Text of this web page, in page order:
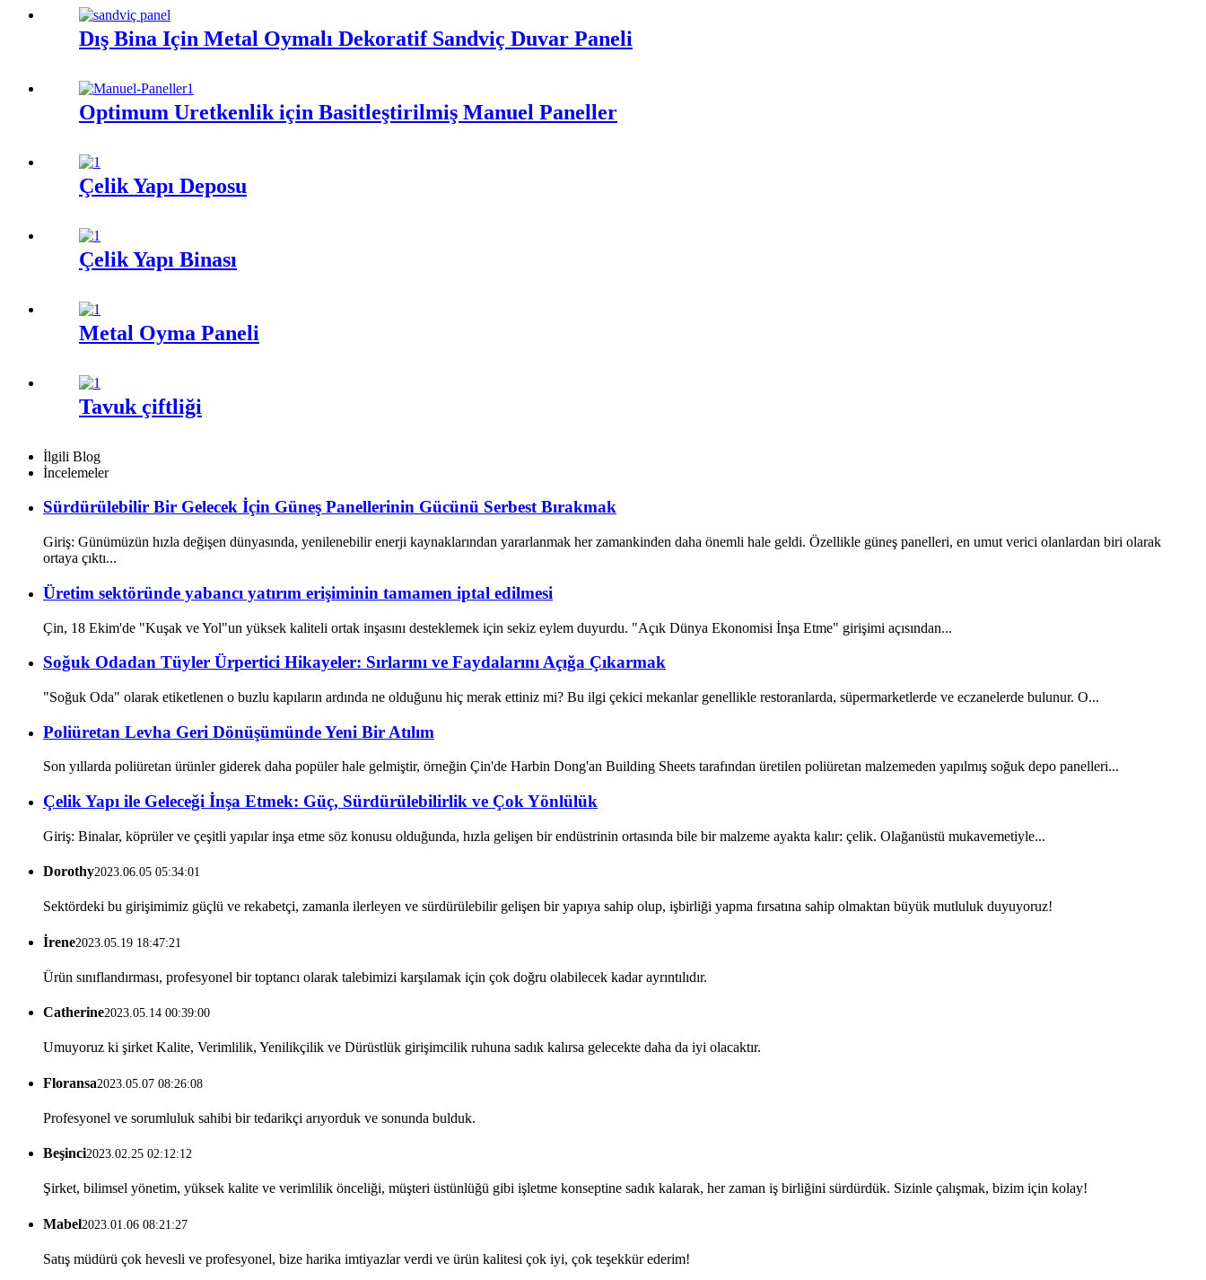
Dış Bina İçin Metal Oymalı Dekoratif Sandviç Duvar Paneli
Optimum Üretkenlik için Basitleştirilmiş Manuel Paneller
Çelik Yapı Deposu
Çelik Yapı Binası
Metal Oyma Paneli
Tavuk çiftliği
İlgili Blog
İncelemeler
Sürdürülebilir Bir Gelecek İçin Güneş Panellerinin Gücünü Serbest Bırakmak
Giriş: Günümüzün hızla değişen dünyasında, yenilenebilir enerji kaynaklarından yararlanmak her zamankinden daha önemli hale geldi. Özellikle güneş panelleri, en umut verici olanlardan biri olarak
ortaya çıktı...
Üretim sektöründe yabancı yatırım erişiminin tamamen iptal edilmesi
Çin, 18 Ekim'de "Kuşak ve Yol"un yüksek kaliteli ortak inşasını desteklemek için sekiz eylem duyurdu. "Açık Dünya Ekonomisi İnşa Etme" girişimi açısından...
Soğuk Odadan Tüyler Ürpertici Hikayeler: Sırlarını ve Faydalarını Açığa Çıkarmak
"Soğuk Oda" olarak etiketlenen o buzlu kapıların ardında ne olduğunu hiç merak ettiniz mi? Bu ilgi çekici mekanlar genellikle restoranlarda, süpermarketlerde ve eczanelerde bulunur. O...
Poliüretan Levha Geri Dönüşümünde Yeni Bir Atılım
Son yıllarda poliüretan ürünler giderek daha popüler hale gelmiştir, örneğin Çin'de Harbin Dong'an Building Sheets tarafından üretilen poliüretan malzemeden yapılmış soğuk depo panelleri...
Çelik Yapı ile Geleceği İnşa Etmek: Güç, Sürdürülebilirlik ve Çok Yönlülük
Giriş: Binalar, köprüler ve çeşitli yapılar inşa etme söz konusu olduğunda, hızla gelişen bir endüstrinin ortasında bile bir malzeme ayakta kalır: çelik. Olağanüstü mukavemetiyle...
Dorothy2023.06.05 05:34:01
Sektördeki bu girişimimiz güçlü ve rekabetçi, zamanla ilerleyen ve sürdürülebilir gelişen bir yapıya sahip olup, işbirliği yapma fırsatına sahip olmaktan büyük mutluluk duyuyoruz!
İrene2023.05.19 18:47:21
Ürün sınıflandırması, profesyonel bir toptancı olarak talebimizi karşılamak için çok doğru olabilecek kadar ayrıntılıdır.
Catherine2023.05.14 00:39:00
Umuyoruz ki şirket Kalite, Verimlilik, Yenilikçilik ve Dürüstlük girişimcilik ruhuna sadık kalırsa gelecekte daha da iyi olacaktır.
Floransa2023.05.07 08:26:08
Profesyonel ve sorumluluk sahibi bir tedarikçi arıyorduk ve sonunda bulduk.
Beşinci2023.02.25 02:12:12
Şirket, bilimsel yönetim, yüksek kalite ve verimlilik önceliği, müşteri üstünlüğü gibi işletme konseptine sadık kalarak, her zaman iş birliğini sürdürdük. Sizinle çalışmak, bizim için kolay!
Mabel2023.01.06 08:21:27
Satış müdürü çok hevesli ve profesyonel, bize harika imtiyazlar verdi ve ürün kalitesi çok iyi, çok teşekkür ederim!